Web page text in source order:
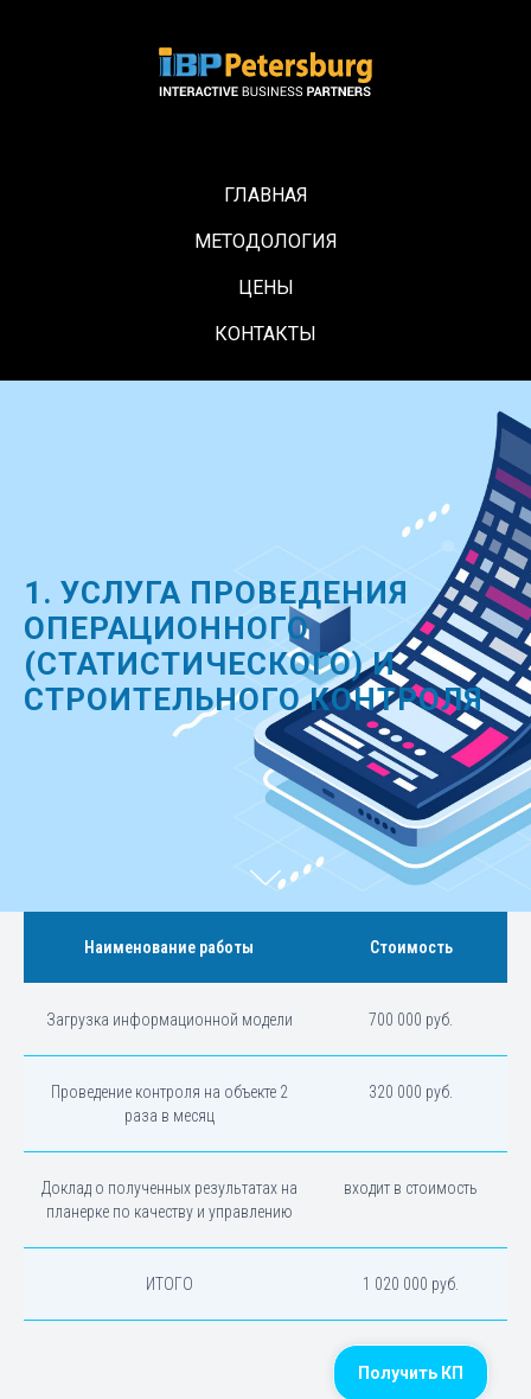
ГЛАВНАЯ
МЕТОДОЛОГИЯ
ЦЕНЫ
КОНТАКТЫ
1. УСЛУГА ПРОВЕДЕНИЯ
ОПЕРАЦИОННОГО
(СТАТИСТИЧЕСКОГО) И
СТРОИТЕЛЬНОГО КОНТРОЛЯ
Наименование работы Стоимость
Загрузка информационной модели 700 000 руб.
Проведение контроля на объекте 2
раза в месяц
320 000 руб.
Доклад о полученных результатах на
планерке по качеству и управлению
входит в стоимость
ИТОГО 1 020 000 руб.
Получить КП